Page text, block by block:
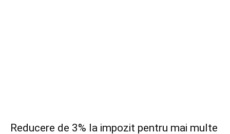
Reducere de 3% la impozit pentru mai multe